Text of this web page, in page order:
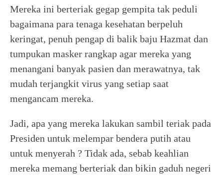
Mereka ini berteriak gegap gempita tak peduli
bagaimana para tenaga kesehatan berpeluh
keringat, penuh pengap di balik baju Hazmat dan
tumpukan masker rangkap agar mereka yang
menangani banyak pasien dan merawatnya, tak
mudah terjangkit virus yang setiap saat
mengancam mereka.
Jadi, apa yang mereka lakukan sambil teriak pada
Presiden untuk melempar bendera putih atau
untuk menyerah ? Tidak ada, sebab keahlian
mereka memang berteriak dan bikin gaduh negeri